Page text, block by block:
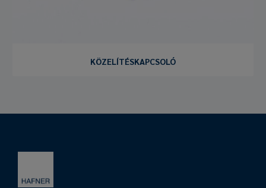
KÖZELÍTÉSKAPCSOLÓ